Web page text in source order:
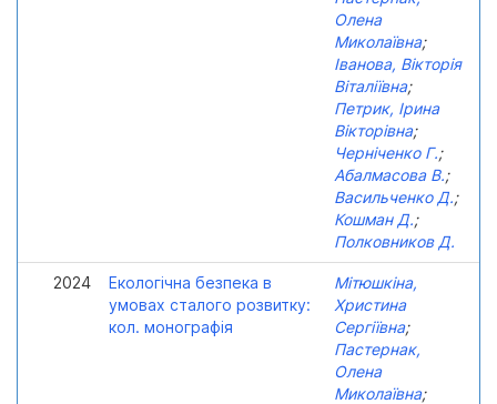
Олена
Миколаївна;
Іванова, Вікторія
Віталіївна;
Петрик, Ірина
Вікторівна;
Черніченко Г.;
Абалмасова В.;
Васильченко Д.;
Кошман Д.;
Полковников Д.
2024
Екологічна безпека в
умовах сталого розвитку:
кол. монографія
Мітюшкіна,
Христина
Сергіївна;
Пастернак,
Олена
Миколаївна;